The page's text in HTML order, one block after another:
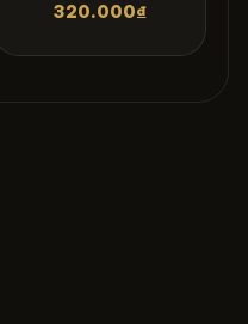
320.000₫